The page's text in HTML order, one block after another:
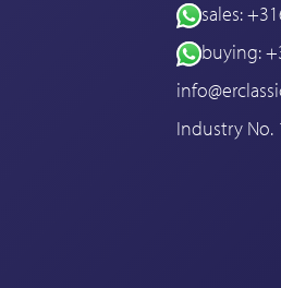
sales:
buying:
Industry No.